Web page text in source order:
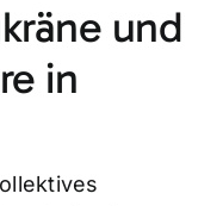
und
in